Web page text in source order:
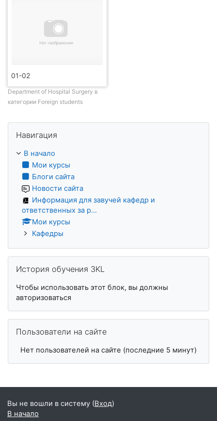
01-02
Department of Hospital Surgery в
категории Foreign students
Навигация
В начало
Мои курсы
Блоги сайта
Новости сайта
Информация для завучей кафедр и
ответственных за р...
Мои курсы
Кафедры
История обучения 3KL
Чтобы использовать этот блок, вы должны
авторизоваться
Пользователи на сайте
Нет пользователей на сайте (последние 5 минут)
Вы не вошли в систему (Вход)
В начало